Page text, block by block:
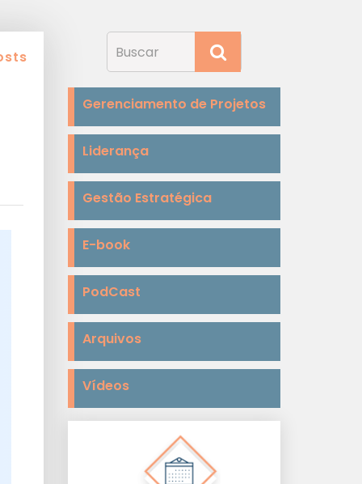
Gerenciamento de Projetos
Liderança
Gestão Estratégica
E-book
PodCast
Arquivos
Vídeos